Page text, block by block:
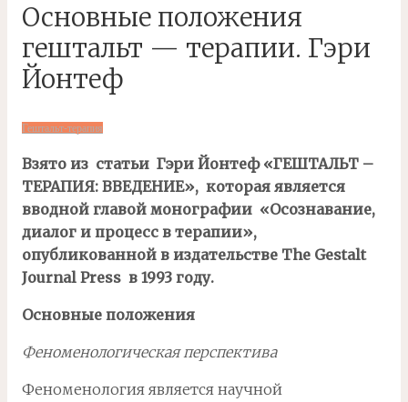
Основные положения
гештальт — терапии. Гэри
Йонтеф
Гештальт-терапия
Взято из статьи Гэри Йонтеф «ГЕШТАЛЬТ –
ТЕРАПИЯ: ВВЕДЕНИЕ», которая является
вводной главой монографии «Осознавание,
диалог и процесс в терапии»,
опубликованной в издательстве The Gestalt
Journal Press в 1993 году.
Основные положения
Феноменологическая перспектива
Феноменология является научной